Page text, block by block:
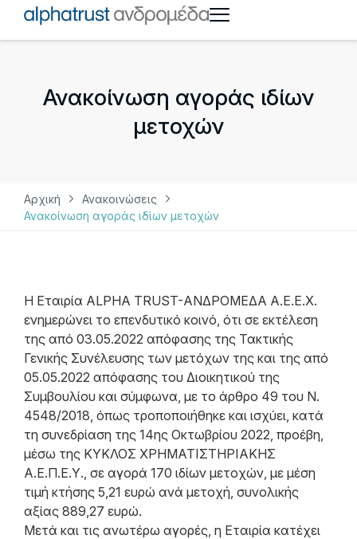
Ανακοίνωση αγοράς ιδίων
μετοχών
Αρχική
Ανακοινώσεις
Ανακοίνωση αγοράς ιδίων μετοχών
Η Εταιρία ALPHA TRUST-ΑΝΔΡΟΜΕΔΑ Α.Ε.Ε.Χ.
ενημερώνει το επενδυτικό κοινό, ότι σε εκτέλεση
της από 03.05.2022 απόφασης της Τακτικής
Γενικής Συνέλευσης των μετόχων της και της από
05.05.2022 απόφασης του Διοικητικού της
Συμβουλίου και σύμφωνα, με το άρθρο 49 του N.
4548/2018, όπως τροποποιήθηκε και ισχύει, κατά
τη συνεδρίαση της 14ης Οκτωβρίου 2022, προέβη,
μέσω της ΚΥΚΛΟΣ ΧΡΗΜΑΤΙΣΤΗΡΙΑΚΗΣ
Α.Ε.Π.Ε.Υ., σε αγορά 170 ιδίων μετοχών, με μέση
τιμή κτήσης 5,21 ευρώ ανά μετοχή, συνολικής
αξίας 889,27 ευρώ.
Μετά και τις ανωτέρω αγορές, η Εταιρία κατέχει